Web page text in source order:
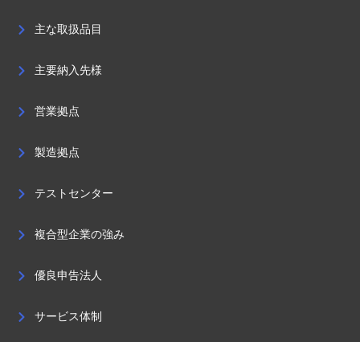
主な取扱品目
主要納入先様
営業拠点
製造拠点
テストセンター
複合型企業の強み
優良申告法人
サービス体制